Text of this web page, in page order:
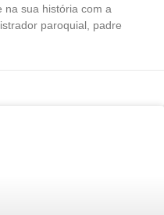
na sua história com a
paroquial, padre